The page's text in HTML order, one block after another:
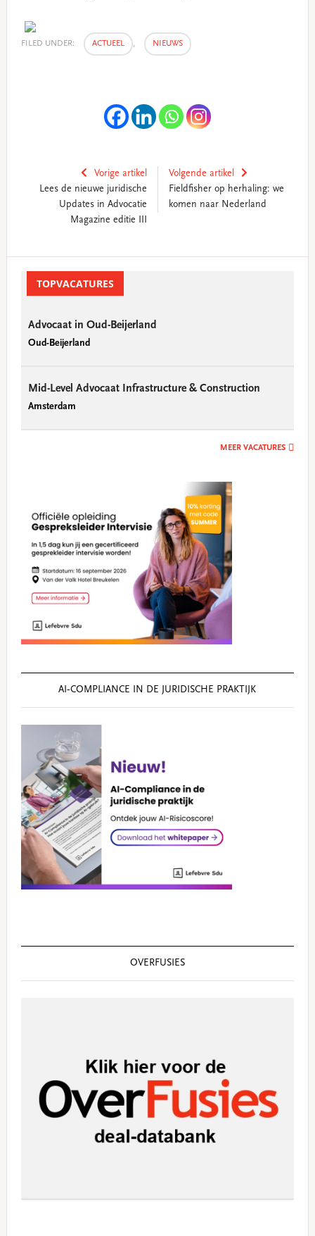
FILED UNDER: ACTUEEL , NIEUWS
Vorige artikel
Lees de nieuwe juridische
Updates in Advocatie
Magazine editie III
Volgende artikel
Fieldfisher op herhaling: we
komen naar Nederland
SidebarTOPVACATURES
Advocaat in Oud-Beijerland
Oud-Beijerland
Mid-Level Advocaat Infrastructure & Construction
Amsterdam
MEER VACATURES
AI‑COMPLIANCE IN DE JURIDISCHE PRAKTIJK
OVERFUSIES